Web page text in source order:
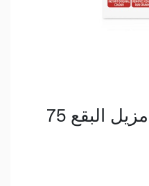
دي ار بيكمان سائل مزيل البقع 75